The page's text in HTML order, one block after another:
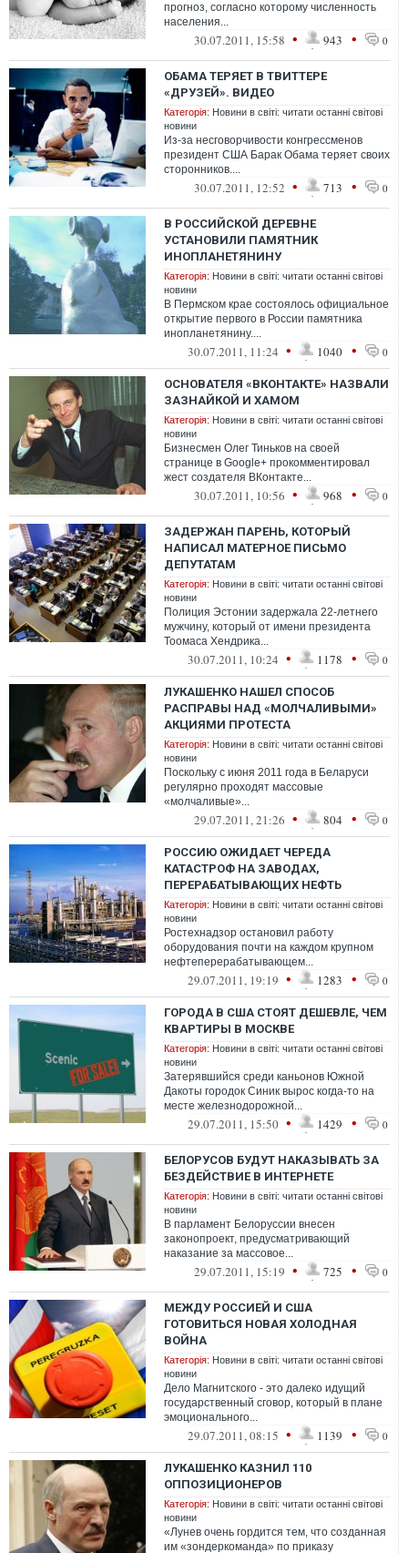
прогноз, согласно которому численность
населения...
30.07.2011, 15:58 • 943 • 0
ОБАМА ТЕРЯЕТ В ТВИТТЕРЕ
«ДРУЗЕЙ». ВИДЕО
Категорія: Новини в світі: читати останні світові
новини
Из-за несговорчивости конгрессменов
президент США Барак Обама теряет своих
сторонников....
30.07.2011, 12:52 • 713 • 0
В РОССИЙСКОЙ ДЕРЕВНЕ
УСТАНОВИЛИ ПАМЯТНИК
ИНОПЛАНЕТЯНИНУ
Категорія: Новини в світі: читати останні світові
новини
В Пермском крае состоялось официальное
открытие первого в России памятника
инопланетянину....
30.07.2011, 11:24 • 1040 • 0
ОСНОВАТЕЛЯ «ВКОНТАКТЕ» НАЗВАЛИ
ЗАЗНАЙКОЙ И ХАМОМ
Категорія: Новини в світі: читати останні світові
новини
Бизнесмен Олег Тиньков на своей
странице в Google+ прокомментировал
жест создателя ВКонтакте...
30.07.2011, 10:56 • 968 • 0
ЗАДЕРЖАН ПАРЕНЬ, КОТОРЫЙ
НАПИСАЛ МАТЕРНОЕ ПИСЬМО
ДЕПУТАТАМ
Категорія: Новини в світі: читати останні світові
новини
Полиция Эстонии задержала 22-летнего
мужчину, который от имени президента
Тоомаса Хендрика...
30.07.2011, 10:24 • 1178 • 0
ЛУКАШЕНКО НАШЕЛ СПОСОБ
РАСПРАВЫ НАД «МОЛЧАЛИВЫМИ»
АКЦИЯМИ ПРОТЕСТА
Категорія: Новини в світі: читати останні світові
новини
Поскольку с июня 2011 года в Беларуси
регулярно проходят массовые
«молчаливые»...
29.07.2011, 21:26 • 804 • 0
РОССИЮ ОЖИДАЕТ ЧЕРЕДА
КАТАСТРОФ НА ЗАВОДАХ,
ПЕРЕРАБАТЫВАЮЩИХ НЕФТЬ
Категорія: Новини в світі: читати останні світові
новини
Ростехнадзор остановил работу
оборудования почти на каждом крупном
нефтеперерабатывающем...
29.07.2011, 19:19 • 1283 • 0
ГОРОДА В США СТОЯТ ДЕШЕВЛЕ, ЧЕМ
КВАРТИРЫ В МОСКВЕ
Категорія: Новини в світі: читати останні світові
новини
Затерявшийся среди каньонов Южной
Дакоты городок Синик вырос когда-то на
месте железнодорожной...
29.07.2011, 15:50 • 1429 • 0
БЕЛОРУСОВ БУДУТ НАКАЗЫВАТЬ ЗА
БЕЗДЕЙСТВИЕ В ИНТЕРНЕТЕ
Категорія: Новини в світі: читати останні світові
новини
В парламент Белоруссии внесен
законопроект, предусматривающий
наказание за массовое...
29.07.2011, 15:19 • 725 • 0
МЕЖДУ РОССИЕЙ И США
ГОТОВИТЬСЯ НОВАЯ ХОЛОДНАЯ
ВОЙНА
Категорія: Новини в світі: читати останні світові
новини
Дело Магнитского - это далеко идущий
государственный сговор, который в плане
эмоционального...
29.07.2011, 08:15 • 1139 • 0
ЛУКАШЕНКО КАЗНИЛ 110
ОППОЗИЦИОНЕРОВ
Категорія: Новини в світі: читати останні світові
новини
«Лунев очень гордится тем, что созданная
им «зондеркоманда» по приказу